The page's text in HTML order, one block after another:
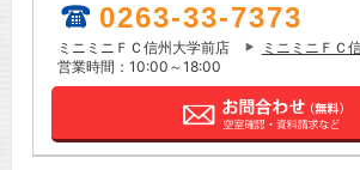
0263-33-7373
ミニミニＦＣ信州大学前店
ミニミニＦＣ
営業時間：10:00～18:00